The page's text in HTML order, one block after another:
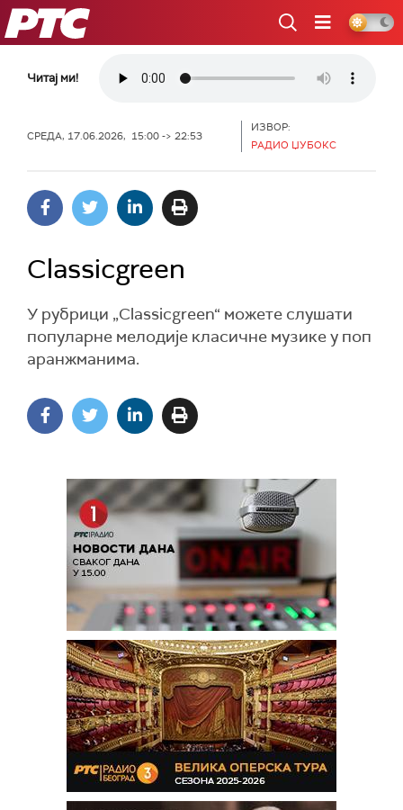
РТС
Читај ми!
СРЕДА, 17.06.2026, 15:00 -> 22:53
ИЗВОР:
РАДИО ЏУБОКС
Classicgreen
У рубрици „Classicgreen“ можете слушати
популарне мелодије класичне музике у поп
аранжманима.